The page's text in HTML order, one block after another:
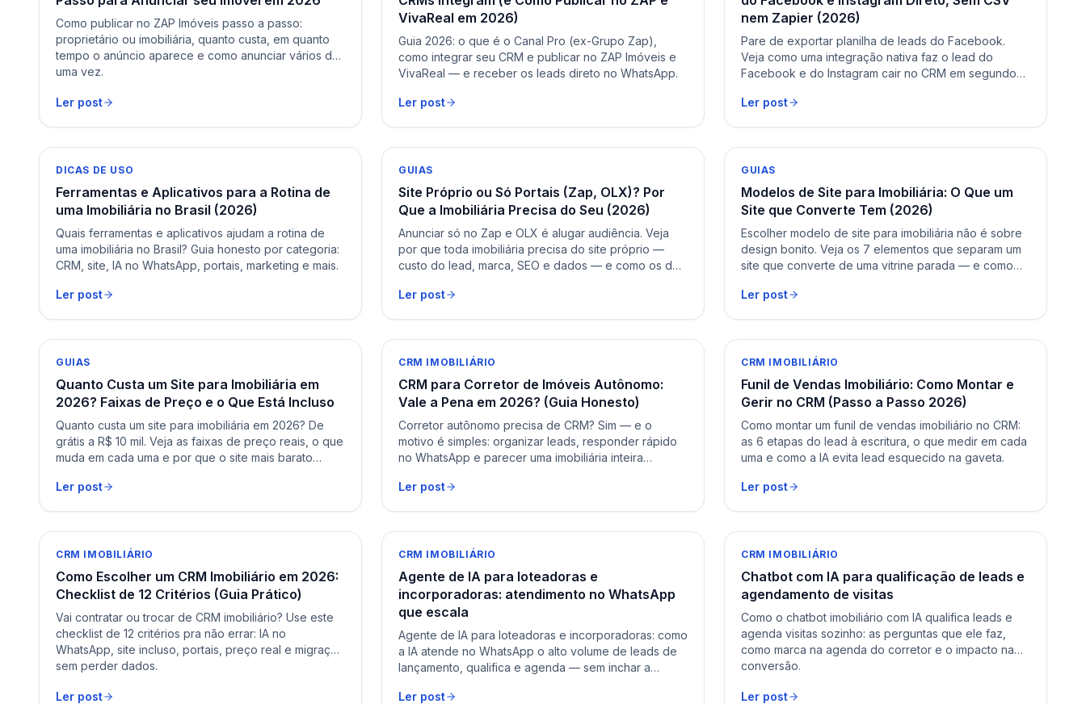
Como publicar no ZAP Imóveis passo a passo:
proprietário ou imobiliária, quanto custa, em quanto
tempo o anúncio aparece e como anunciar vários de
uma vez.
Ler post
VivaReal em 2026)
Guia 2026: o que é o Canal Pro (ex-Grupo Zap),
como integrar seu CRM e publicar no ZAP Imóveis e
VivaReal — e receber os leads direto no WhatsApp.
Ler post
nem Zapier (2026)
Pare de exportar planilha de leads do Facebook.
Veja como uma integração nativa faz o lead do
Facebook e do Instagram cair no CRM em segundos
Ler post
DICAS DE USO
Ferramentas e Aplicativos para a Rotina de
uma Imobiliária no Brasil (2026)
Quais ferramentas e aplicativos ajudam a rotina de
uma imobiliária no Brasil? Guia honesto por categoria:
CRM, site, IA no WhatsApp, portais, marketing e mais.
Ler post
GUIAS
Site Próprio ou Só Portais (Zap, OLX)? Por
Que a Imobiliária Precisa do Seu (2026)
Anunciar só no Zap e OLX é alugar audiência. Veja
por que toda imobiliária precisa do site próprio —
custo do lead, marca, SEO e dados — e como os dois
Ler post
GUIAS
Modelos de Site para Imobiliária: O Que um
Site que Converte Tem (2026)
Escolher modelo de site para imobiliária não é sobre
design bonito. Veja os 7 elementos que separam um
site que converte de uma vitrine parada — e como
Ler post
GUIAS
Quanto Custa um Site para Imobiliária em
2026? Faixas de Preço e o Que Está Incluso
Quanto custa um site para imobiliária em 2026? De
grátis a R$ 10 mil. Veja as faixas de preço reais, o que
muda em cada uma e por que o site mais barato
Ler post
CRM IMOBILIÁRIO
CRM para Corretor de Imóveis Autônomo:
Vale a Pena em 2026? (Guia Honesto)
Corretor autônomo precisa de CRM? Sim — e o
motivo é simples: organizar leads, responder rápido
no WhatsApp e parecer uma imobiliária inteira
Ler post
CRM IMOBILIÁRIO
Funil de Vendas Imobiliário: Como Montar e
Gerir no CRM (Passo a Passo 2026)
Como montar um funil de vendas imobiliário no CRM:
as 6 etapas do lead à escritura, o que medir em cada
uma e como a IA evita lead esquecido na gaveta.
Ler post
CRM IMOBILIÁRIO
Como Escolher um CRM Imobiliário em 2026:
Checklist de 12 Critérios (Guia Prático)
Vai contratar ou trocar de CRM imobiliário? Use este
checklist de 12 critérios pra não errar: IA no
WhatsApp, site incluso, portais, preço real e migração
sem perder dados.
Ler post
CRM IMOBILIÁRIO
Agente de IA para loteadoras e
incorporadoras: atendimento no WhatsApp
que escala
Agente de IA para loteadoras e incorporadoras: como
a IA atende no WhatsApp o alto volume de leads de
lançamento, qualifica e agenda — sem inchar a
Ler post
CRM IMOBILIÁRIO
Chatbot com IA para qualificação de leads e
agendamento de visitas
Como o chatbot imobiliário com IA qualifica leads e
agenda visitas sozinho: as perguntas que ele faz,
como marca na agenda do corretor e o impacto na
conversão.
Ler post